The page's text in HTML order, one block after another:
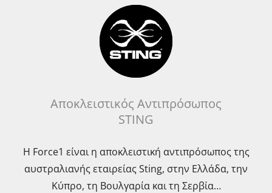
Αποκλειστικός Αντιπρόσωπος
STING
Η Force1 είναι η αποκλειστική αντιπρόσωπος της
αυστραλιανής εταιρείας Sting, στην Ελλάδα, την
Κύπρο, τη Βουλγαρία και τη Σερβία…